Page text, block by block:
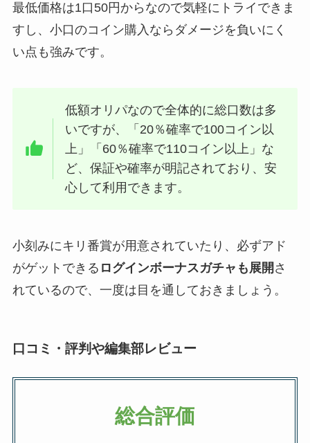
最低価格は1口50円からなので気軽にトライできま
すし、小口のコイン購入ならダメージを負いにく
い点も強みです。
低額オリパなので全体的に総口数は多
いですが、「20％確率で100コイン以
上」「60％確率で110コイン以上」な
ど、保証や確率が明記されており、安
心して利用できます。
小刻みにキリ番賞が用意されていたり、必ずアド
がゲットできる ログインボーナスガチャも展開 さ
れているので、一度は目を通しておきましょう。
口コミ・評判や編集部レビュー
総合評価